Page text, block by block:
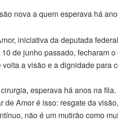
nova a quem esperava há
iniciativa da deputada
de junho passado, fecharam o
a visão e a dignidade para
esperava há anos na
Amor é isso: resgate da
não é um mutirão como